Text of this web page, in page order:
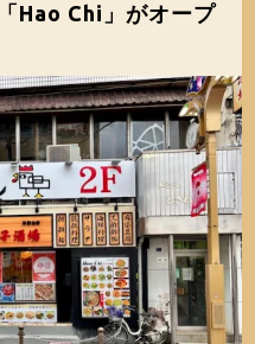
Hao Chi」がオープ